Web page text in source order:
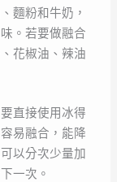
麵粉和牛奶，
。若要做融合
花椒油、辣油
直接使用冰得
易融合，能降
以分次少量加
一次。